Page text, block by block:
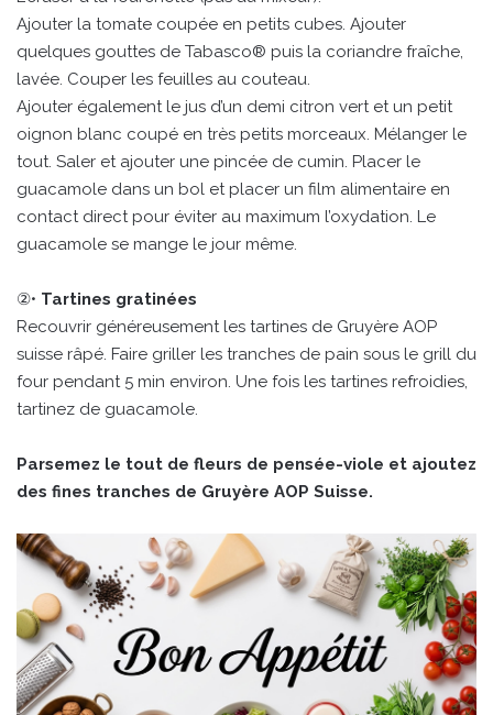
Ajouter la tomate coupée en petits cubes. Ajouter
quelques gouttes de Tabasco® puis la coriandre fraîche,
lavée. Couper les feuilles au couteau.
Ajouter également le jus d’un demi citron vert et un petit
oignon blanc coupé en très petits morceaux. Mélanger le
tout. Saler et ajouter une pincée de cumin. Placer le
guacamole dans un bol et placer un film alimentaire en
contact direct pour éviter au maximum l’oxydation. Le
guacamole se mange le jour même.
②• Tartines gratinées
Recouvrir généreusement les tartines de Gruyère AOP
suisse râpé. Faire griller les tranches de pain sous le grill du
four pendant 5 min environ. Une fois les tartines refroidies,
tartinez de guacamole.
Parsemez le tout de fleurs de pensée-viole et ajoutez
des fines tranches de Gruyère AOP Suisse.